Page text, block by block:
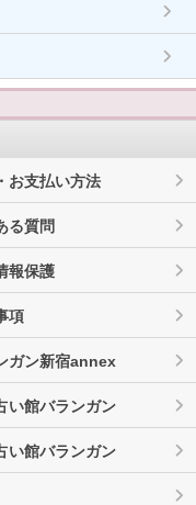
お支払い方法
る質問
報保護
項
ガン新宿annex
い館バランガン
い館バランガン